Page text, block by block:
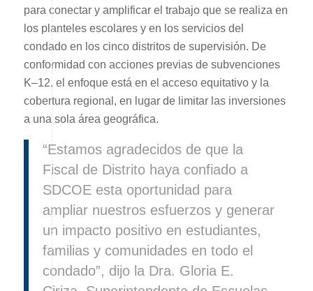
para conectar y amplificar el trabajo que se realiza en
los planteles escolares y en los servicios del
condado en los cinco distritos de supervisión. De
conformidad con acciones previas de subvenciones
K–12, el enfoque está en el acceso equitativo y la
cobertura regional, en lugar de limitar las inversiones
a una sola área geográfica.
“Estamos agradecidos de que la
Fiscal de Distrito haya confiado a
SDCOE esta oportunidad para
ampliar nuestros esfuerzos y generar
un impacto positivo en estudiantes,
familias y comunidades en todo el
condado”, dijo la Dra. Gloria E.